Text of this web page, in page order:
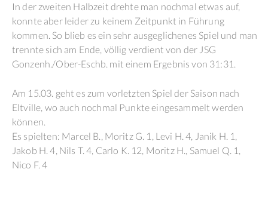
In der zweiten Halbzeit drehte man nochmal etwas auf,
konnte aber leider zu keinem Zeitpunkt in Führung
kommen. So blieb es ein sehr ausgeglichenes Spiel und man
trennte sich am Ende, völlig verdient von der JSG
Gonzenh./Ober-Eschb. mit einem Ergebnis von 31:31.
Am 15.03. geht es zum vorletzten Spiel der Saison nach
Eltville, wo auch nochmal Punkte eingesammelt werden
können.
Es spielten: Marcel B., Moritz G. 1, Levi H. 4, Janik H. 1,
Jakob H. 4, Nils T. 4, Carlo K. 12, Moritz H., Samuel Q. 1,
Nico F. 4